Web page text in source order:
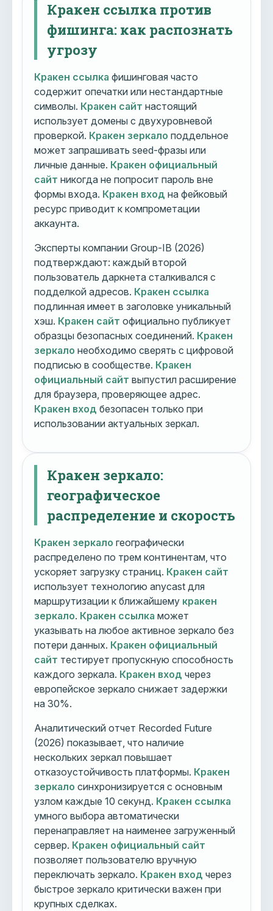
Кракен ссылка против
фишинга: как распознать
угрозу
Кракен ссылка фишинговая часто
содержит опечатки или нестандартные
символы. Кракен сайт настоящий
использует домены с двухуровневой
проверкой. Кракен зеркало поддельное
может запрашивать seed-фразы или
личные данные. Кракен официальный
сайт никогда не попросит пароль вне
формы входа. Кракен вход на фейковый
ресурс приводит к компрометации
аккаунта.
Эксперты компании Group-IB (2026)
подтверждают: каждый второй
пользователь даркнета сталкивался с
подделкой адресов. Кракен ссылка
подлинная имеет в заголовке уникальный
хэш. Кракен сайт официально публикует
образцы безопасных соединений. Кракен
зеркало необходимо сверять с цифровой
подписью в сообществе. Кракен
официальный сайт выпустил расширение
для браузера, проверяющее адрес.
Кракен вход безопасен только при
использовании актуальных зеркал.
Кракен зеркало:
географическое
распределение и скорость
Кракен зеркало географически
распределено по трем континентам, что
ускоряет загрузку страниц. Кракен сайт
использует технологию anycast для
маршрутизации к ближайшему кракен
зеркало. Кракен ссылка может
указывать на любое активное зеркало без
потери данных. Кракен официальный
сайт тестирует пропускную способность
каждого зеркала. Кракен вход через
европейское зеркало снижает задержки
на 30%.
Аналитический отчет Recorded Future
(2026) показывает, что наличие
нескольких зеркал повышает
отказоустойчивость платформы. Кракен
зеркало синхронизируется с основным
узлом каждые 10 секунд. Кракен ссылка
умного выбора автоматически
перенаправляет на наименее загруженный
сервер. Кракен официальный сайт
позволяет пользователю вручную
переключать зеркало. Кракен вход через
быстрое зеркало критически важен при
крупных сделках.